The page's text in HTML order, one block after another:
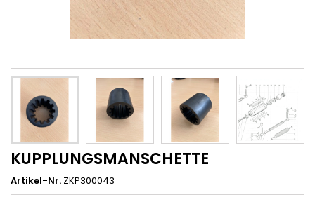
KUPPLUNGSMANSCHETTE
Artikel-Nr. ZKP300043